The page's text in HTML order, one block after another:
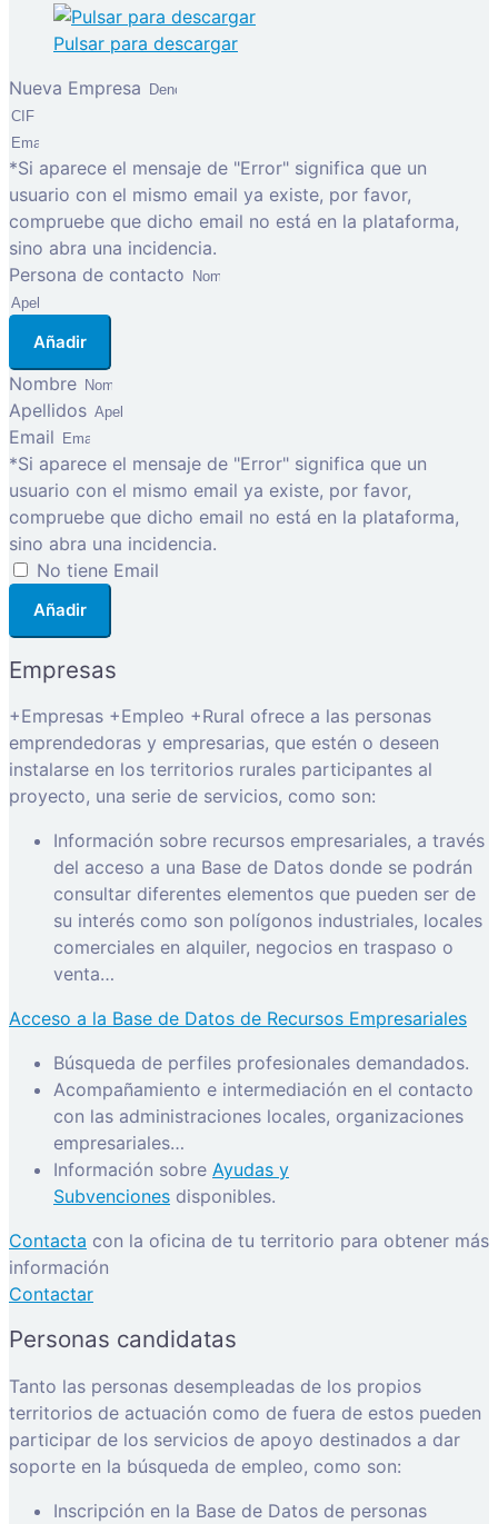
Pulsar para descargar
Nueva Empresa
*Si aparece el mensaje de "Error" significa que un
usuario con el mismo email ya existe, por favor,
compruebe que dicho email no está en la plataforma,
sino abra una incidencia.
Persona de contacto
Añadir
Nombre
Apellidos
Email
*Si aparece el mensaje de "Error" significa que un
usuario con el mismo email ya existe, por favor,
compruebe que dicho email no está en la plataforma,
sino abra una incidencia.
No tiene Email
Añadir
Empresas
+Empresas +Empleo +Rural ofrece a las personas
emprendedoras y empresarias, que estén o deseen
instalarse en los territorios rurales participantes al
proyecto, una serie de servicios, como son:
Información sobre recursos empresariales, a través
del acceso a una Base de Datos donde se podrán
consultar diferentes elementos que pueden ser de
su interés como son polígonos industriales, locales
comerciales en alquiler, negocios en traspaso o
venta…
Acceso a la Base de Datos de Recursos Empresariales
Búsqueda de perfiles profesionales demandados.
Acompañamiento e intermediación en el contacto
con las administraciones locales, organizaciones
empresariales…
Información sobre Ayudas y
Subvenciones disponibles.
Contacta con la oficina de tu territorio para obtener más
información
Contactar
Personas candidatas
Tanto las personas desempleadas de los propios
territorios de actuación como de fuera de estos pueden
participar de los servicios de apoyo destinados a dar
soporte en la búsqueda de empleo, como son:
Inscripción en la Base de Datos de personas